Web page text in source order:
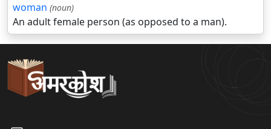
woman (noun)
An adult female person (as opposed to a man).